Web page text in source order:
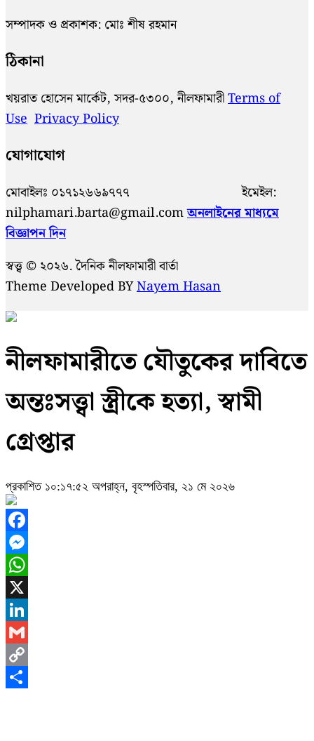
সম্পাদক ও প্রকাশক: মোঃ শীষ রহমান
ঠিকানা
খয়রাত হোসেন মার্কেট, সদর-৫৩০০, নীলফামারীTerms of
Use Privacy Policy
যোগাযোগ
মোবাইলঃ ০১৭১২৬৬৯৭৭৭ ইমেইল:
nilphamari.barta@gmail.comঅনলাইনের মাধ্যমে
বিজ্ঞাপন দিন
স্বত্ত্ব © ২০২৬. দৈনিক নীলফামারী বার্তা
Theme Developed BYNayem Hasan
নীলফামারীতে যৌতুকের দাবিতে
অন্তঃসত্ত্বা স্ত্রীকে হত্যা, স্বামী
গ্রেপ্তার
প্রকাশিত ১০:১৭:৫২ অপরাহ্ন, বৃহস্পতিবার, ২১ মে ২০২৬
Facebook
Messenger
WhatsApp
X
LinkedIn
Gmail
Copy